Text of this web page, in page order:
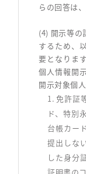
らの回答は
(4) 開示等の
するため、
要となりま
個人情報開
開示対象個
1. 免許証
ド、特別
台帳カー
提出しな
した身分